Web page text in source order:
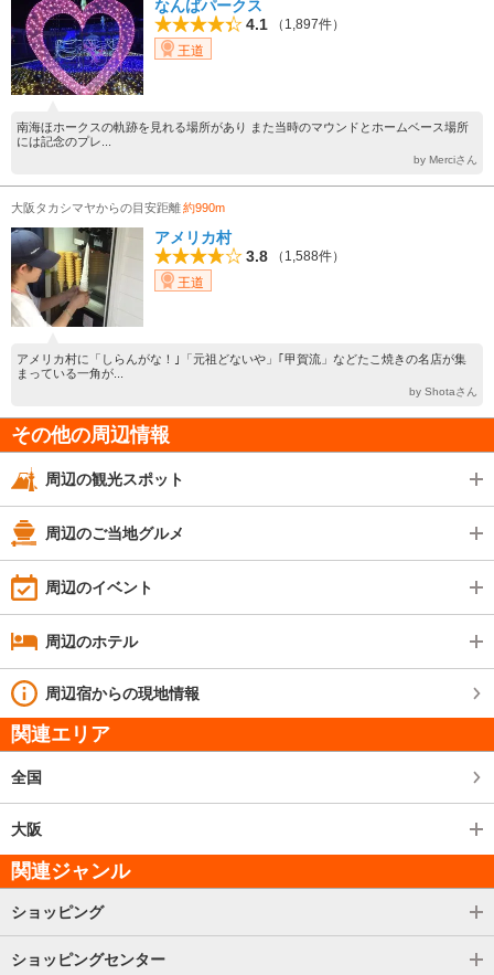
なんばパークス
4.1
（1,897件）
王道
南海ほホークスの軌跡を見れる場所があり また当時のマウンドとホームベース場所
には記念のプレ...
by Merciさん
大阪タカシマヤからの目安距離約990m
アメリカ村
3.8
（1,588件）
王道
アメリカ村に「しらんがな！｣「元祖どないや」｢甲賀流」などたこ焼きの名店が集
まっている一角が...
by Shotaさん
その他の周辺情報
周辺の観光スポット
周辺のご当地グルメ
周辺のイベント
周辺のホテル
周辺宿からの現地情報
関連エリア
全国
大阪
関連ジャンル
ショッピング
ショッピングセンター